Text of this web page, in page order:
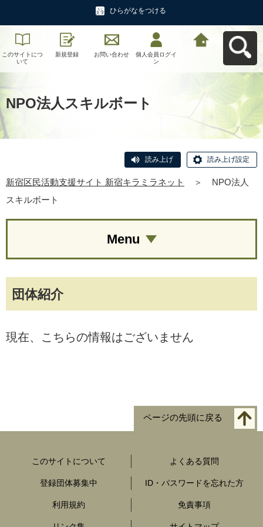
ひらがなをつける
このサイトにつ
いて
新規登録 お問い合わせ
個人会員ログイ
ン
NPO法人スキルボート
読み上げ 読み上げ設定
新宿区民活動支援サイト 新宿キラミラネット ＞
NPO法人
スキルボート
団体紹介
現在、こちらの情報はございません
Menu
ページの先頭に戻る
このサイトについて よくある質問
登録団体募集中 ID・パスワードを忘れた方
利用規約 免責事項